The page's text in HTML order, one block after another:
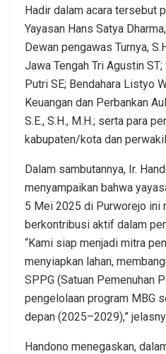
Hadir dalam acara tersebut
Yayasan Hans Satya
Dewan pengawas Turnya,
Jawa Tengah Tri Agustin
Putri SE; Bendahara Listyo
Keuangan dan Perbankan
S.E., S.H., M.H.; serta para
kabupaten/kota dan
Dalam sambutannya, Ir.
menyampaikan bahwa
5 Mei 2025 di Purworejo ini
berkontribusi aktif dalam
“Kami siap menjadi mitra
menyiapkan lahan,
SPPG (Satuan Pemenuhan
pengelolaan program MBG
depan (2025–2029),”
Handono menegaskan,